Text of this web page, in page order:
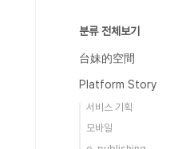
분류 전체보기
台妹的空間
Platform Story
서비스 기획
모바일